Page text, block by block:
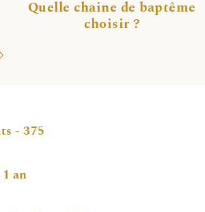
Quelle chaine de baptême
choisir ?
- 375
an